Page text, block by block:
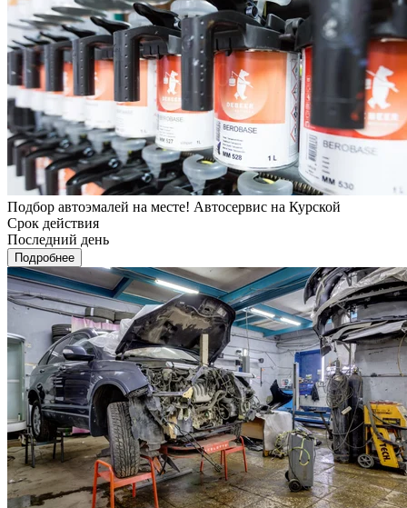
Подбор автоэмалей на месте! Автосервис на Курской
Срок действия
Последний день
Подробнее